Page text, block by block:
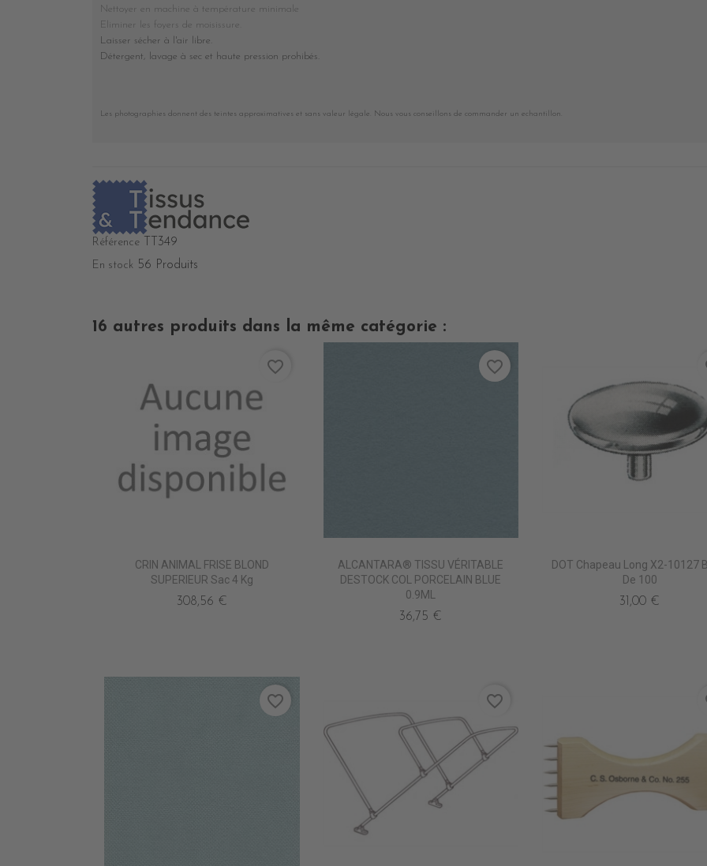
Nettoyer en machine à température minimale
Eliminer les foyers de moisissure.
Laisser sécher à l'air libre.
Détergent, lavage à sec et haute pression prohibés
Les photographies donnent des teintes approximatives et sans valeur légale. Nous vous conseillons de commander un echantillon.
Référence TT349
En stock 56 Produits
16 autres produits dans la même catégorie :
CRIN ANIMAL FRISE BLOND
SUPERIEUR Sac 4 Kg
308,56 €
favorite_border
ALCANTARA® TISSU VÉRITABLE
DESTOCK COL PORCELAIN BLUE
0.9ML
36,75 €
favorite_border
DOT Chapeau Long X2-10127
De 100
31,00 €
favorite_border favorite_border